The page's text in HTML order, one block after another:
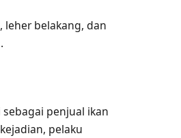
belakang, dan
penjual ikan
pelaku